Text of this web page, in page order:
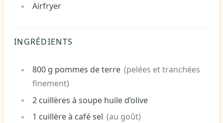
Airfryer
INGRÉDIENTS
800 g pommes de terre (pelées et tranchées
finement)
2 cuillères à soupe huile d’olive
1 cuillère à cafésel (au goût)